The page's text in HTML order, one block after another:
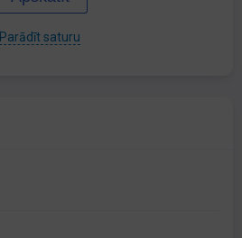
Parādīt saturu